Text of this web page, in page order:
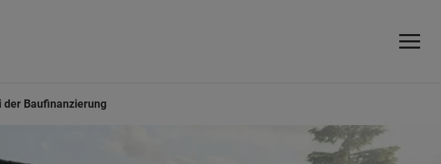
der Baufinanzierung